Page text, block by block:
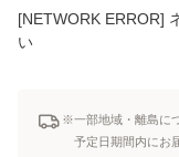
[NETWORK ERROR]
い
※一部地域・離島に
予定日期間内にお